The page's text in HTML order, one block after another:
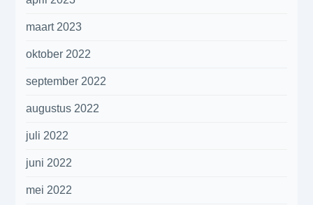
maart 2023
oktober 2022
september 2022
augustus 2022
juli 2022
juni 2022
mei 2022